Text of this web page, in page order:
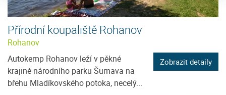
Přírodní koupaliště Rohanov
Rohanov
Autokemp Rohanov leží v pěkné
krajině národního parku Šumava na
břehu Mladíkovského potoka, necelý...
Zobrazit detaily